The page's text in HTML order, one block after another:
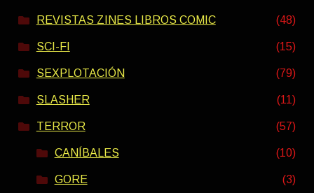
REVISTAS ZINES LIBROS COMIC (48)
SCI-FI (15)
SEXPLOTACIÓN (79)
SLASHER (11)
TERROR (57)
CANÍBALES (10)
GORE (3)